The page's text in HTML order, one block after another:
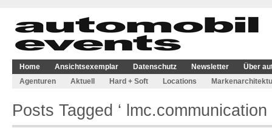
Home Ansichtsexemplar Datenschutz Newsletter
Über
Agenturen
Aktuell Hard + Soft Locations
Posts Tagged ‘ lmc.communication